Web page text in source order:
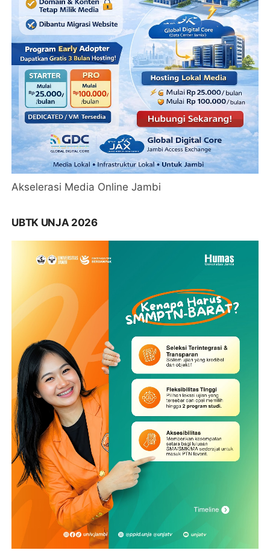
Akselerasi Media Online Jambi
UBTK UNJA 2026